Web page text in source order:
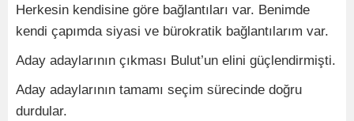
Herkesin kendisine göre bağlantıları var. Benimde
kendi çapımda siyasi ve bürokratik bağlantılarım var.
Aday adaylarının çıkması Bulut’un elini güçlendirmişti.
Aday adaylarının tamamı seçim sürecinde doğru
durdular.